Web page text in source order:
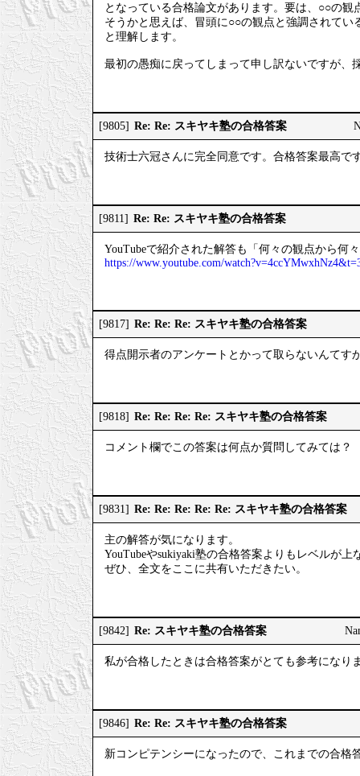
となっている合格論文があります。要は、○○の
そうかと思えば、冒頭に○○の観点と強調されて
と理解します。
最初の愚痴に戻ってしまって申し訳ないですが、
[9805] Re: Re: スキヤキ塾の合格答案
技術士六冠さんに完全同意です。合格答案最高で
[9811] Re: Re: スキヤキ塾の合格答案
YouTubeで紹介された解答も「何々の観点から何
https://www.youtube.com/
[9817] Re: Re: Re: スキヤキ塾の合格答案
得点開示者のアンケートとかって取らないんてす
[9818] Re: Re: Re: Re: スキヤキ塾の合格答案
コメント欄でこの答案は何点か質問してみては？
[9831] Re: Re: Re: Re: Re: スキヤキ塾の合格答案
主の解答が気になります。
YouTubeやsukiyaki塾の合格答案よりもレベルが上
ぜひ、全文をここに共有いただきたい。
[9842] Re: スキヤキ塾の合格答案
私が合格したときは合格答案がとても参考になり
[9846] Re: Re: スキヤキ塾の合格答案
新コンピテンシーになったので、これまでの合